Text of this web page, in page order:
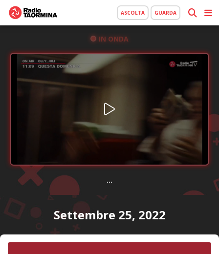
ASCOLTA GUARDA
IN ONDA
...
Settembre 25, 2022